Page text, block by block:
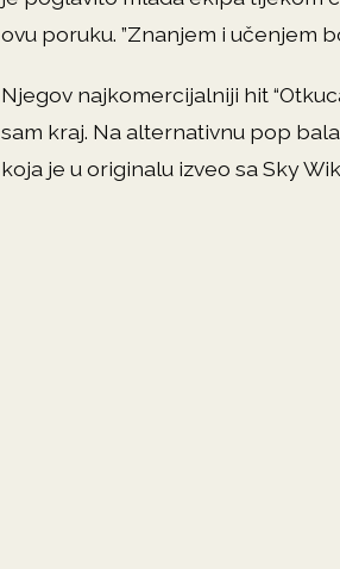
ovu poruku. ”Znanjem i učenjem
Njegov najkomercijalniji hit
sam kraj. Na alternativnu pop
koja je u originalu izveo sa Sky